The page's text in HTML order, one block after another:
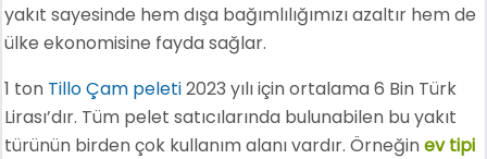
yakıt sayesinde hem dışa bağımlılığımızı azaltır hem de
ülke ekonomisine fayda sağlar.
1 ton Tillo Çam peleti2023 yılı için ortalama 6 Bin Türk
Lirası’dır. Tüm pelet satıcılarında bulunabilen bu yakıt
türünün birden çok kullanım alanı vardır. Örneğinev tipi